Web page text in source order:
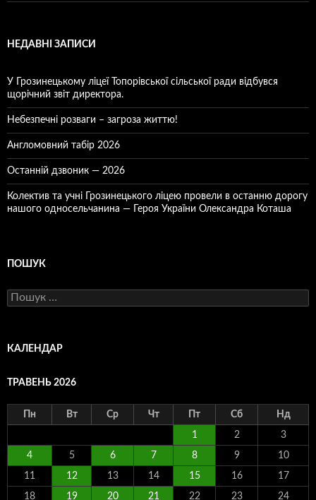
НЕДАВНІ ЗАПИСИ
У Грозинецькому ліцеї Топорівської сільської ради відбувся
щорічний звіт директора.
Небезпечні розваги – загроза життю!
Англомовний табір 2026
Останній дзвоник — 2026
Колектив та учні Грозинецького ліцею провели в останню дорогу
нашого односельчанина — Героя України Олександра Коташа
ПОШУК
Пошук:
КАЛЕНДАР
ТРАВЕНЬ 2026
Пн Вт Ср Чт Пт Сб Нд
1 2 3
4 5 6 7 8 9 10
11 12 13 14 15 16 17
18 19 20 21 22 23 24